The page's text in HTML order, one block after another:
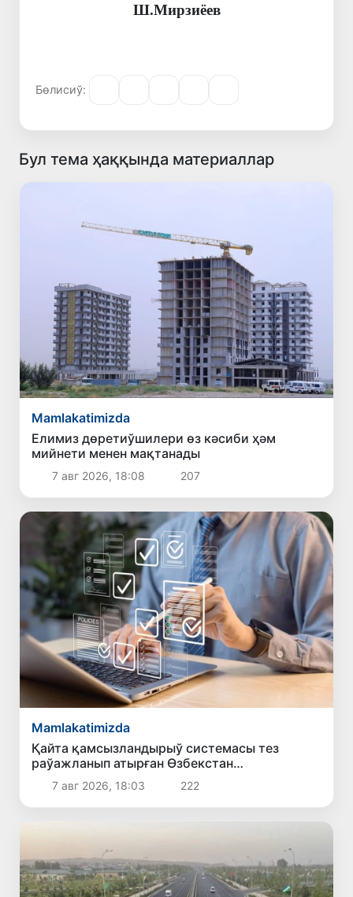
Ш.Мирзиёев
Бөлисиў:
Бул тема ҳаққында материаллар
Mamlakatimizda
Елимиз дөретиўшилери өз кәсиби ҳәм
мийнети менен мақтанады
7 авг 2026, 18:08 207
Mamlakatimizda
Қайта қамсызландырыў системасы тез
раўажланып атырған Өзбекстан
экономикасы ушын не береди?
7 авг 2026, 18:03 222